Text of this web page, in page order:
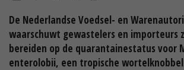
De Nederlandse Voedsel- en
waarschuwt gewastelers en importeurs
bereiden op de quarantainestatus voor
enterolobii, een tropische